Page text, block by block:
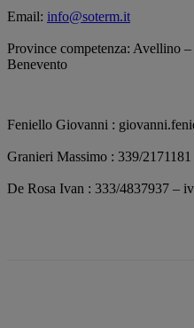
Email: info@soterm.it
Province competenza: Avellino
Benevento
Feniello Giovanni :
Granieri Massimo : 339/
De Rosa Ivan : 333/4837937 –